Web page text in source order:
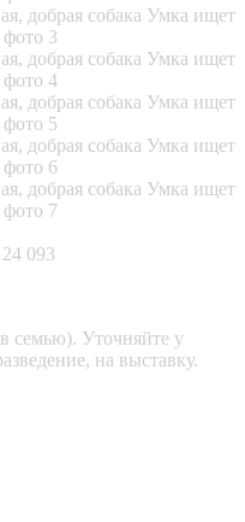
093
семью). Уточняйте у
на выставку.